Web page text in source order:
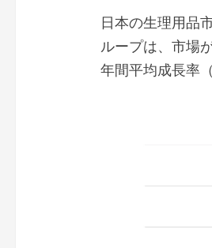
日本の生理用品
ループは、市場
年間平均成長率